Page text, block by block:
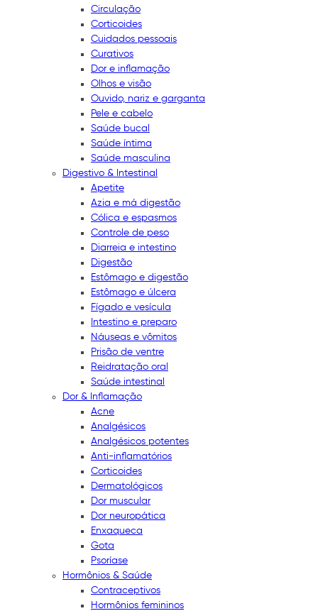
Circulação
Corticoides
Cuidados pessoais
Curativos
Dor e inflamação
Olhos e visão
Ouvido, nariz e garganta
Pele e cabelo
Saúde bucal
Saúde íntima
Saúde masculina
Digestivo & Intestinal
Apetite
Azia e má digestão
Cólica e espasmos
Controle de peso
Diarreia e intestino
Digestão
Estômago e digestão
Estômago e úlcera
Fígado e vesícula
Intestino e preparo
Náuseas e vômitos
Prisão de ventre
Reidratação oral
Saúde intestinal
Dor & Inflamação
Acne
Analgésicos
Analgésicos potentes
Anti-inflamatórios
Corticoides
Dermatológicos
Dor muscular
Dor neuropática
Enxaqueca
Gota
Psoríase
Hormônios & Saúde
Contraceptivos
Hormônios femininos